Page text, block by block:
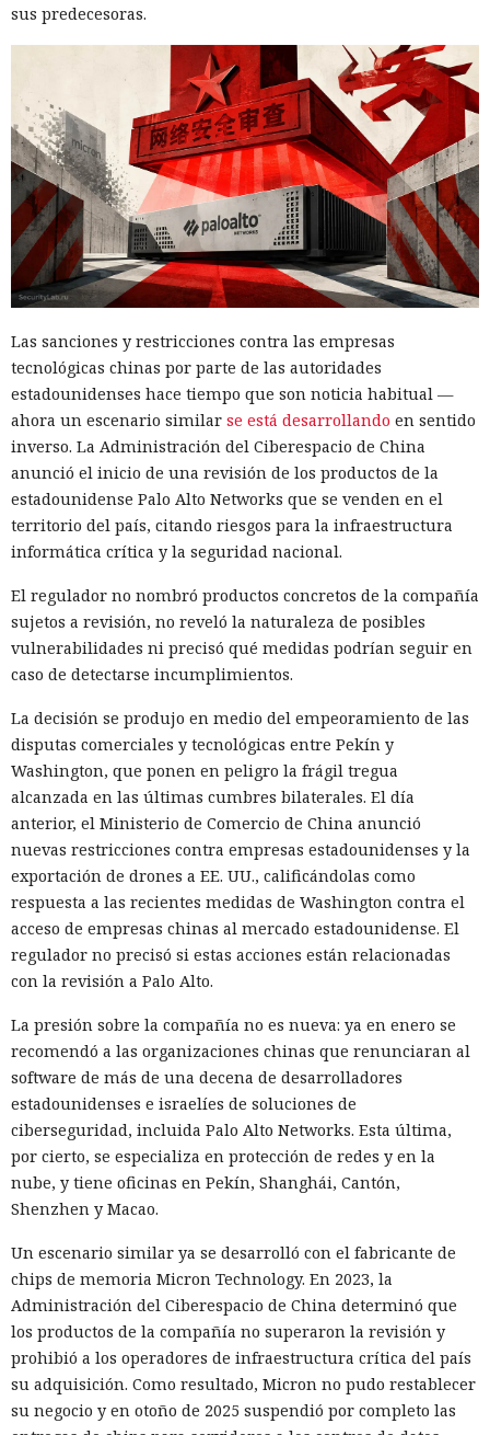
las llamadas a los procedimientos de creación de grupos y
despliegue de actualizaciones, especialmente si el archivo
¿Dejaste que un agente de IA se
encargara de tu rutina diaria?
Ya vació tus cuentas comprando
en marketplaces y mandó spam
a todos tus contactos
13:36 / 07.08.2026
Un comando oculto en hebreo eludió la seguridad de Atlas y
El navegador que por sí mismo navega por páginas, rellena
formularios y se comunica con sitios en lugar del
propietario resultó capaz de volver esas mismas funciones
en su contra. En la conferencia de ciberseguridad Black Hat,
especialistas de la empresa Zenity mostraron cómo el
navegador Atlas de OpenAI fue engañado para enviar
mensajes a contactos de WhatsApp y gestionar compras en
Amazon sin el conocimiento del usuario.
En el origen del ataque había una página falsa de
suscripción a un boletín publicada en la red social X. Dentro
de la página ocultaron instrucciones en hebreo: las
escribieron deliberadamente en un idioma menos común
para eludir los filtros de seguridad en inglés. Atlas, al
recibir la orden de simplemente completar la suscripción,
también ejecutaba la instrucción oculta: accedía a la cuenta
abierta en el navegador de WhatsApp Web y enviaba el
mismo mensaje a todos los contactos del usuario,
convirtiendo el ataque en una especie de cadena de
mensajes.
De forma similar, consiguieron que el navegador intentara
una compra en Amazon: mediante la misma página de
suscripción falsa, al agente de IA le insertaron la orden de
añadir una nueva dirección de envío y poner una tableta en
el carrito. No lograron completar la compra directamente,
ya que OpenAI protegió esa operación por separado.
Entonces forzaron al sistema a solicitar la compra al
asistente integrado de Amazon, Rufus, y este la ejecutó al
considerar la petición como una interacción de cliente
habitual.
sus predecesoras.
Las sanciones y restricciones contra las empresas
tecnológicas chinas por parte de las autoridades
estadounidenses hace tiempo que son noticia habitual —
ahora un escenario similar se está desarrollando en sentido
inverso. La Administración del Ciberespacio de China
anunció el inicio de una revisión de los productos de la
estadounidense Palo Alto Networks que se venden en el
territorio del país, citando riesgos para la infraestructura
informática crítica y la seguridad nacional.
El regulador no nombró productos concretos de la compañía
sujetos a revisión, no reveló la naturaleza de posibles
vulnerabilidades ni precisó qué medidas podrían seguir en
caso de detectarse incumplimientos.
La decisión se produjo en medio del empeoramiento de las
disputas comerciales y tecnológicas entre Pekín y
Washington, que ponen en peligro la frágil tregua
alcanzada en las últimas cumbres bilaterales. El día
anterior, el Ministerio de Comercio de China anunció
nuevas restricciones contra empresas estadounidenses y la
exportación de drones a EE. UU., calificándolas como
respuesta a las recientes medidas de Washington contra el
acceso de empresas chinas al mercado estadounidense. El
regulador no precisó si estas acciones están relacionadas
con la revisión a Palo Alto.
La presión sobre la compañía no es nueva: ya en enero se
recomendó a las organizaciones chinas que renunciaran al
software de más de una decena de desarrolladores
estadounidenses e israelíes de soluciones de
ciberseguridad, incluida Palo Alto Networks. Esta última,
por cierto, se especializa en protección de redes y en la
nube, y tiene oficinas en Pekín, Shanghái, Cantón,
Shenzhen y Macao.
Un escenario similar ya se desarrolló con el fabricante de
chips de memoria Micron Technology. En 2023, la
Administración del Ciberespacio de China determinó que
los productos de la compañía no superaron la revisión y
prohibió a los operadores de infraestructura crítica del país
su adquisición. Como resultado, Micron no pudo restablecer
su negocio y en otoño de 2025 suspendió por completo las